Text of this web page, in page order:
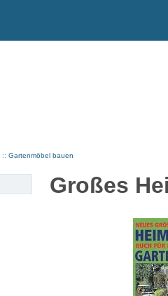
Gartenmöbel bauen
Großes